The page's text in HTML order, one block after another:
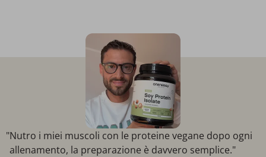
"Nutro i miei muscoli con le proteine ​​vegane dopo ogni
allenamento, la preparazione è davvero semplice."